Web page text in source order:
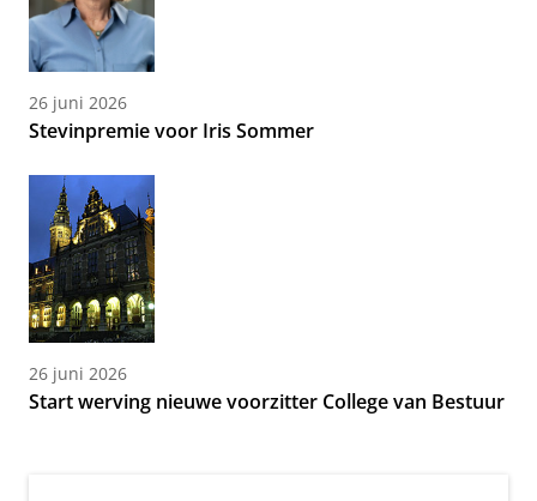
26 juni 2026
Stevinpremie voor Iris Sommer
26 juni 2026
Start werving nieuwe voorzitter College van Bestuur